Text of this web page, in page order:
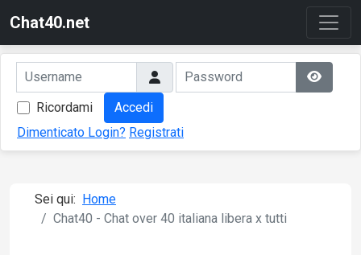
Chat40.net
Ricordami
Accedi
Dimenticato Login? Registrati
Sei qui: Home
Chat40 - Chat over 40 italiana libera x tutti